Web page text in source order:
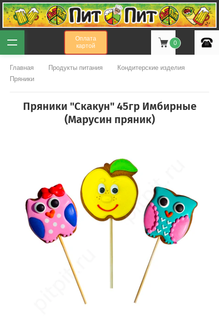
Оплата
картой
0
Главная Продукты питания
Кондитерские изделия
Пряники
Пряники "Скакун" 45гр Имбирные
(Марусин пряник)